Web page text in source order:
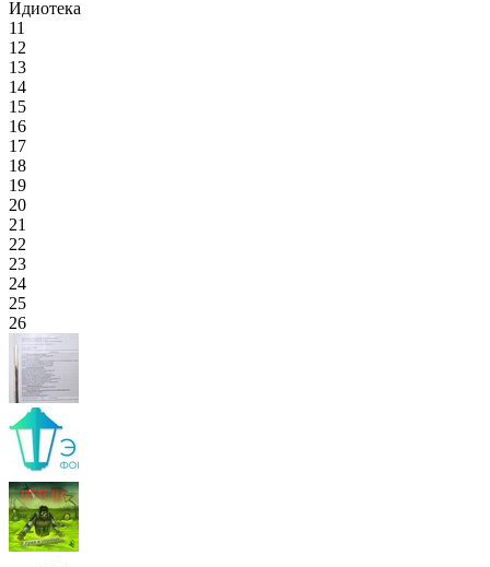
Идиотека
11
12
13
14
15
16
17
18
19
20
21
22
23
24
25
26